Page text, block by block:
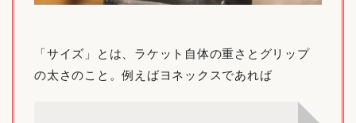
「サイズ」とは、ラケット自体の重さとグリップ
の太さのこと。例えばヨネックスであれば